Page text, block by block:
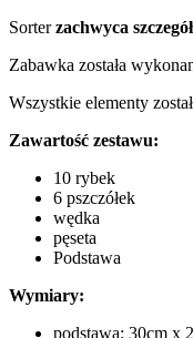
Sorterzachwyca
Zabawka została
Wszystkie elementy
Zawartość zestawu:
10 rybek
6 pszczółek
wędka
pęseta
Podstawa
Wymiary:
podstawa: 30cm x